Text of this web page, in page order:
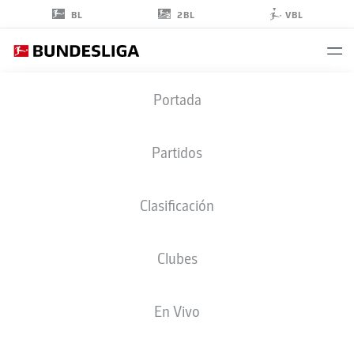
BL 2BL VBL
Portada
Partidos
Clasificación
Clubes
En Vivo